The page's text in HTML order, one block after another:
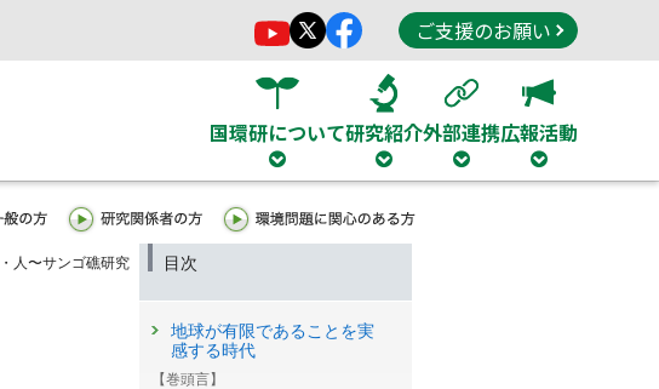
ご支援のお願い
国環研について研究紹介外部連携広報活動
人〜サンゴ礁研究
目次
地球が有限であることを実
感する時代
【巻頭言】